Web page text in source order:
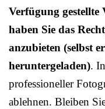
Verfügung
haben Sie das
anzubieten (selbst
heruntergeladen).
professioneller
ablehnen. Bleiben